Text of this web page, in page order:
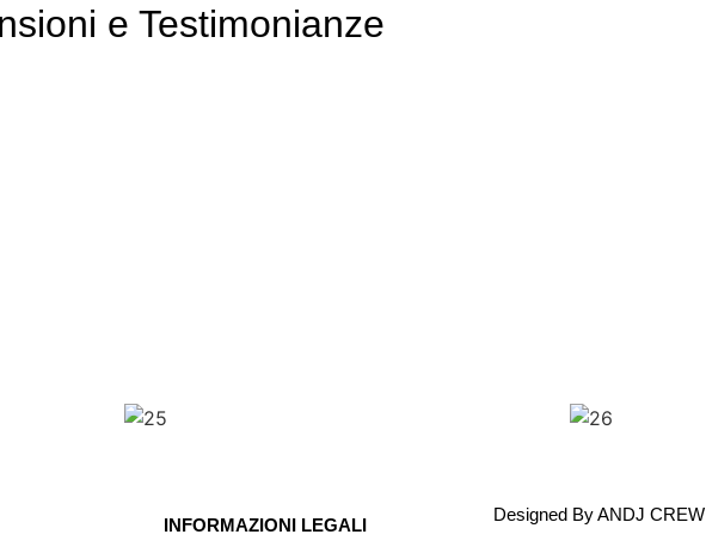
e Testimonianze
INFORMAZIONI LEGALI Designed By ANDJ CREW